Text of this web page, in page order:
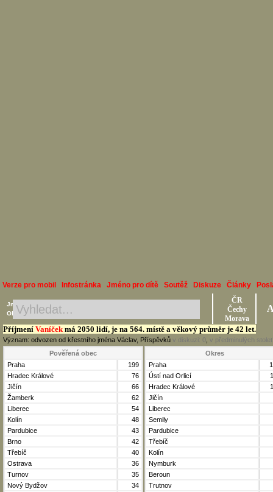
Verze pro mobil Infostránka Jméno pro dítě Soutěž Diskuze Články
Příjmení Vaníčekmá 2050 lidí, je na 564. místě a věkový průměr je 42 let.
Význam: odvozen od křestního jména Václav, Příspěvků v diskuzi: 0 v předminulých
Jméno, Příjmení, Obec
Okres, Kraj, Ročník
ČR
Čechy
Morava
Pověřená obec
Praha
199
Hradec Králové
76
Jičín
66
Žamberk
62
Liberec
54
Kolín
48
Pardubice
43
Brno
42
Třebíč
40
Ostrava
36
Turnov
35
Nový Bydžov
34
Okres
Praha
Ústí nad Orlicí
Hradec Králové
Jičín
Liberec
Semily
Pardubice
Třebíč
Kolín
Nymburk
Beroun
Trutnov